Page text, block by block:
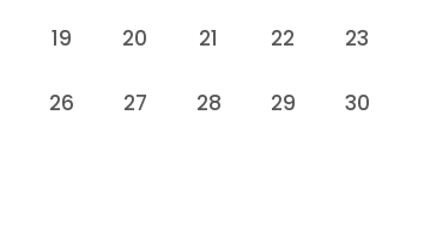
19 20 21 22 23
26 27 28 29 30